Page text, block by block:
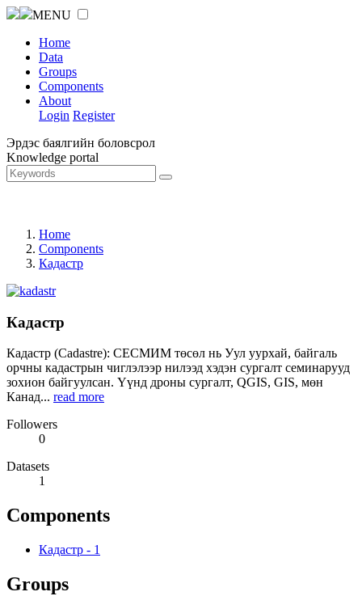
MENU
Home
Data
Groups
Components
About
Login Register
Эрдэс баялгийн боловсрол
Knowledge portal
Home
Components
Кадастр
Кадастр
Кадастр (Cadastre): СЕСМИМ төсөл нь Уул уурхай, байгаль
орчны кадастрын чиглэлээр нилээд хэдэн сургалт семинарууд
зохион байгуулсан. Үүнд дроны сургалт, QGIS, GIS, мөн
Канад... read more
Followers
0
Datasets
1
Components
Кадастр - 1
Groups